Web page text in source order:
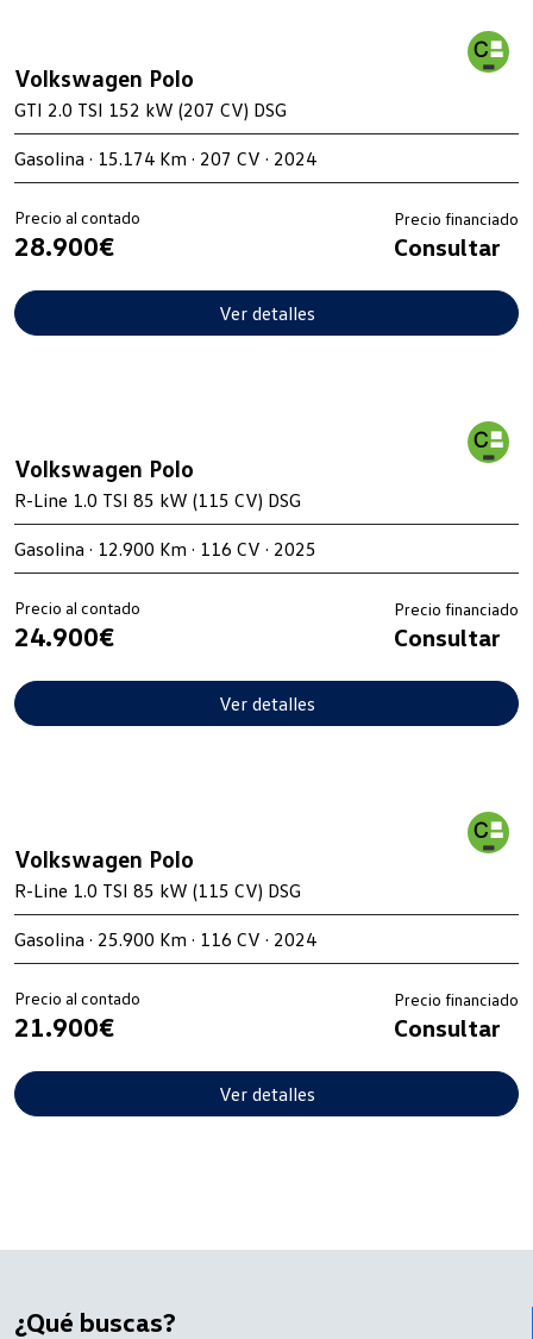
Volkswagen Polo
GTI 2.0 TSI 152 kW (207 CV) DSG
Gasolina · 15.174 Km · 207 CV · 2024
Precio al contado
28.900€
Precio financiado
Consultar
Ver detalles
Volkswagen Polo
R-Line 1.0 TSI 85 kW (115 CV) DSG
Gasolina · 12.900 Km · 116 CV · 2025
Precio al contado
24.900€
Precio financiado
Consultar
Ver detalles
Volkswagen Polo
R-Line 1.0 TSI 85 kW (115 CV) DSG
Gasolina · 25.900 Km · 116 CV · 2024
Precio al contado
21.900€
Precio financiado
Consultar
Ver detalles
¿Qué buscas?